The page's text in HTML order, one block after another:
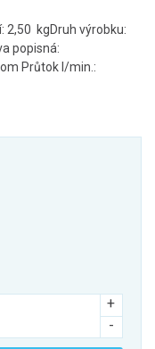
2,50 kgDruh výrobku:
popisná:
Průtok l/min.: